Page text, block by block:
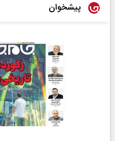
پیشخوان